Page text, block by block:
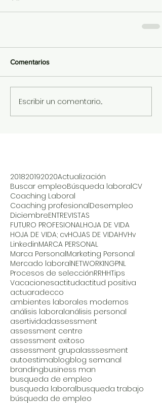
Comentarios
Escribir un comentario...
201820192020Actualización
Buscar empleoBúsqueda laboralCV
Coaching Laboral
Coaching profesionalDesempleo
DiciembreENTREVISTAS
FUTURO PROFESIONALHOJA DE VIDA
HOJA DE VIDA; cvHOJAS DE VIDAHVHv
LinkedinMARCA PERSONAL
Marca PersonalMarketing Personal
Mercado laboralNETWORKINGPNL
Procesos de selecciónRRHHTips
Vacacionesactitudactitud positiva
actuaradecco
ambientes laborales modernos
análisis laboralanálisis personal
asertividadassessment
assessment centre
assessment exitoso
assessment grupalasssesment
autoestimablogblog semanal
brandingbusiness man
busqueda de empleo
busqueda laboralbusqueda trabajo
búsqueda de empleo